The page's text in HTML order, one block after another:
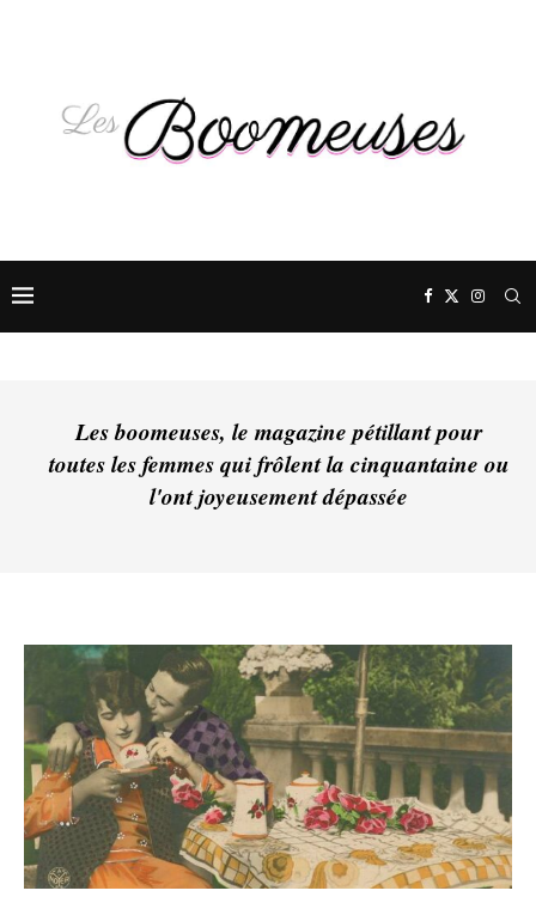
Les boomeuses, le magazine pétillant pour
toutes les femmes qui frôlent la cinquantaine ou
l'ont joyeusement dépassée